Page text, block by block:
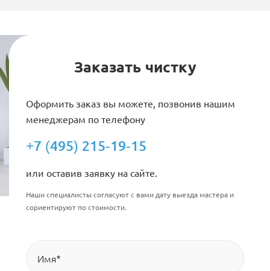
Заказать чистку
Оформить заказ вы можете, позвонив нашим
менеджерам по телефону
+7 (495) 215-19-15
или оставив заявку на сайте.
Наши специалисты согласуют с вами дату выезда мастера и
сориентируют по стоимости.